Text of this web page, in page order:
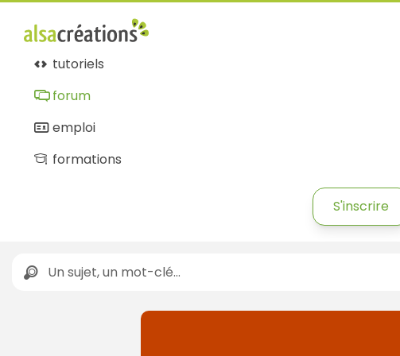
tutoriels
forum
emploi
formations
S'inscrire